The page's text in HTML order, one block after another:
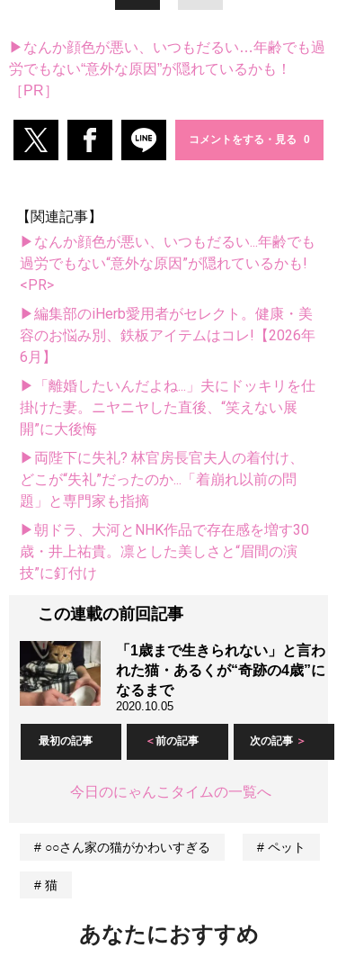
▶なんか顔色が悪い、いつもだるい…年齢でも過
労でもない“意外な原因”が隠れているかも！
［PR］
コメントをする・見る
【関連記事】
▶なんか顔色が悪い、いつもだるい...年齢でも
過労でもない“意外な原因”が隠れているかも!
<PR>
▶編集部のiHerb愛用者がセレクト。健康・美
容のお悩み別、鉄板アイテムはコレ!【2026年
6月】
▶「離婚したいんだよね...」夫にドッキリを仕
掛けた妻。ニヤニヤした直後、“笑えない展
開”に大後悔
▶両陛下に失礼? 林官房長官夫人の着付け、
どこが“失礼”だったのか...「着崩れ以前の問
題」と専門家も指摘
▶朝ドラ、大河とNHK作品で存在感を増す30
歳・井上祐貴。凛とした美しさと“眉間の演
技”に釘付け
この連載の前回記事
「1歳まで生きられない」と言わ
れた猫・あるくが“奇跡の4歳”に
なるまで
2020.10.05
最初の記事 前の記事 次の記事
今日のにゃんこタイムの一覧へ
○○さん家の猫がかわいすぎる ペット
猫
あなたにおすすめ